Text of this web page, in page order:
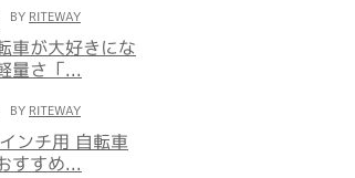
BY RITEWAY
車が大好きにな
量さ「...
BY RITEWAY
ンチ用 自転車
すすめ...